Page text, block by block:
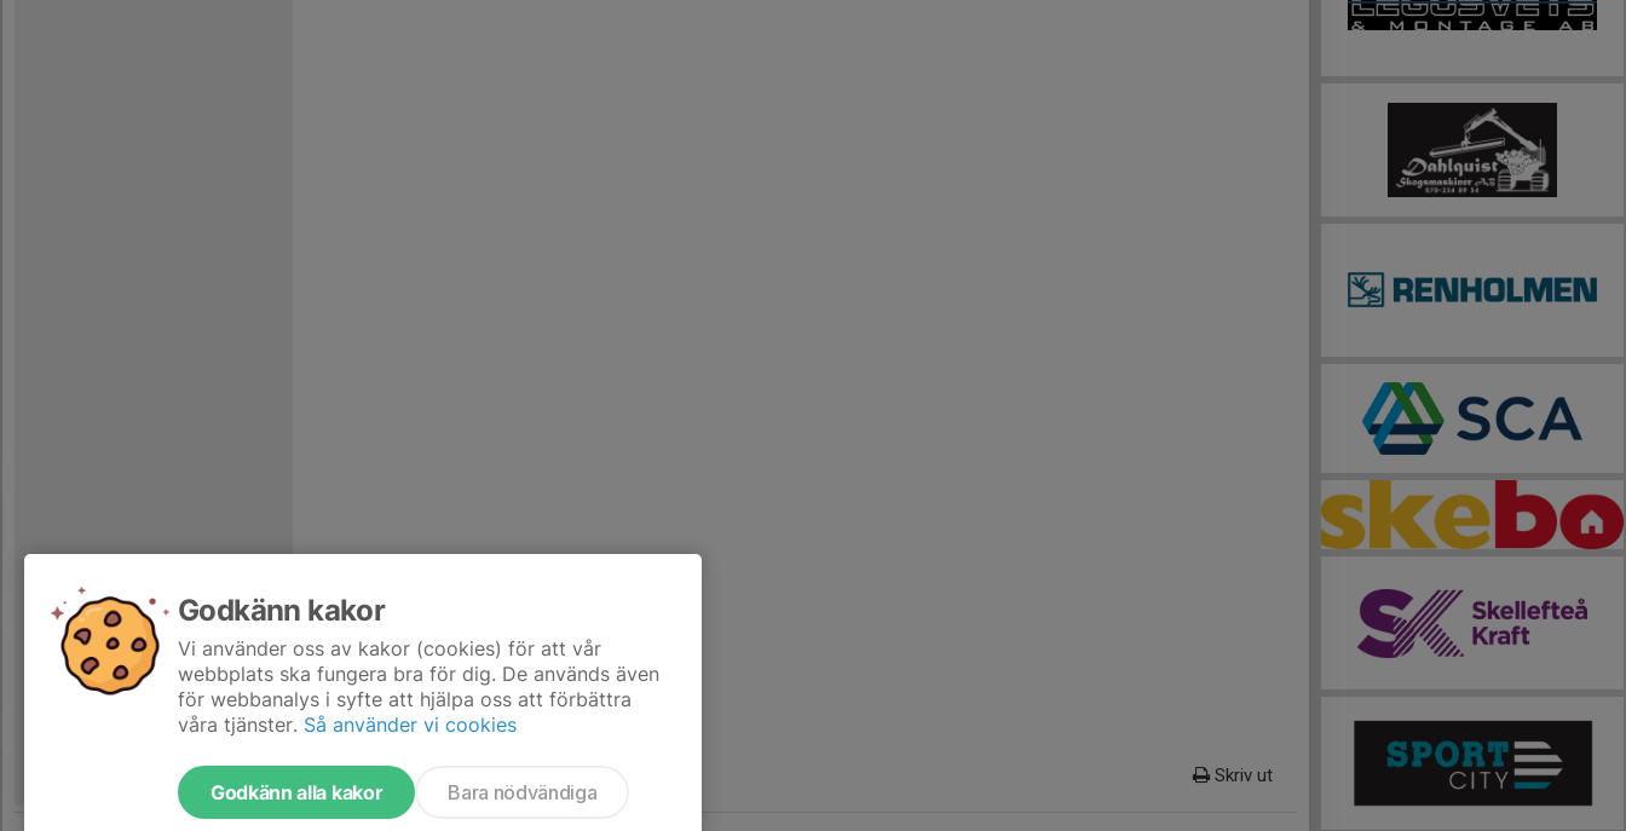
Skriv ut
Godkänn kakor
Vi använder oss av kakor (cookies) för att vår
webbplats ska fungera bra för dig. De används även
för webbanalys i syfte att hjälpa oss att förbättra
våra tjänster. Så använder vi cookies
Godkänn alla kakor Bara nödvändiga